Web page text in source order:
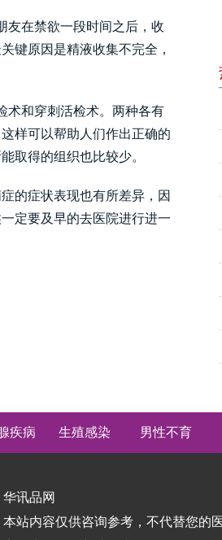
在禁欲一段时间之后，收
键原因是精液收集不完全，
和穿刺活检术。两种各有
样可以帮助人们作出正确的
取得的组织也比较少。
的症状表现也有所差异，因
定要及早的去医院进行进一
疾病 生殖感染 男性不育
华讯品网
本站内容仅供咨询参考，不代替您的